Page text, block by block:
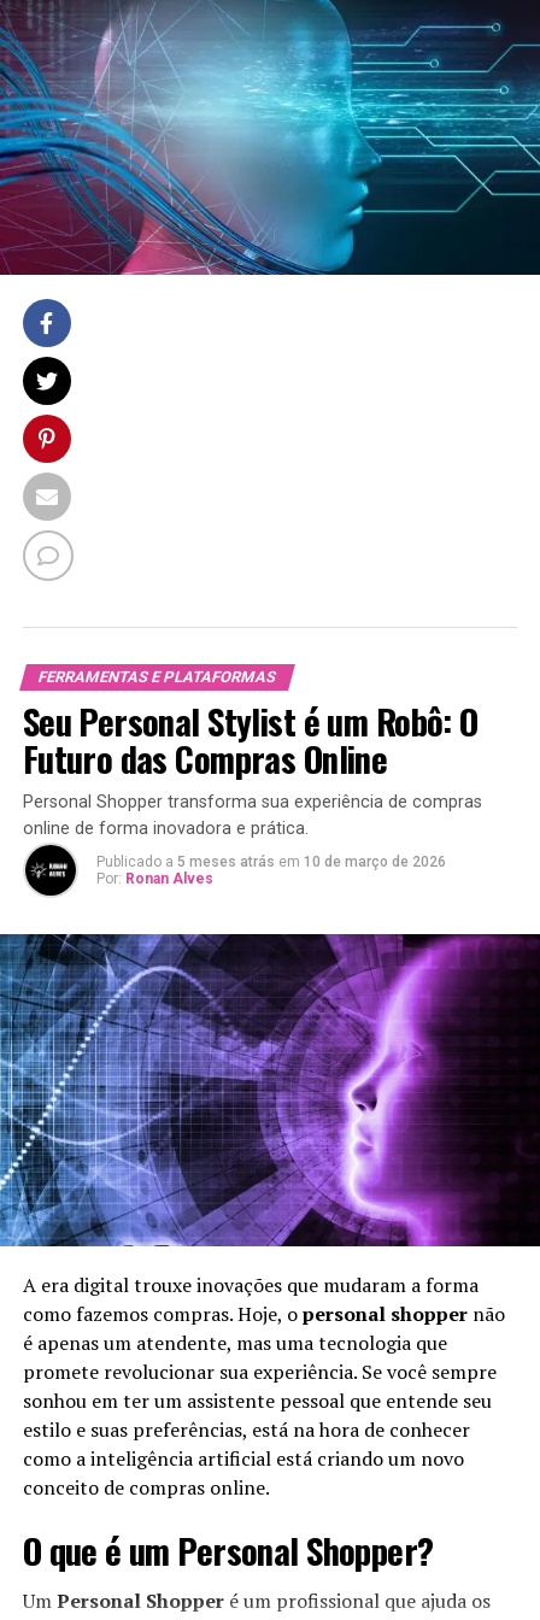
FERRAMENTAS E PLATAFORMAS
Seu Personal Stylist é um Robô: O
Futuro das Compras Online
Personal Shopper transforma sua experiência de compras
online de forma inovadora e prática.
Publicado a 5 meses atrás em 10 de março de 2026
Por: Ronan Alves
A era digital trouxe inovações que mudaram a forma
como fazemos compras. Hoje, opersonal shoppernão
é apenas um atendente, mas uma tecnologia que
promete revolucionar sua experiência. Se você sempre
sonhou em ter um assistente pessoal que entende seu
estilo e suas preferências, está na hora de conhecer
como a inteligência artificial está criando um novo
conceito de compras online.
O que é um Personal Shopper?
UmPersonal Shopperé um profissional que ajuda os